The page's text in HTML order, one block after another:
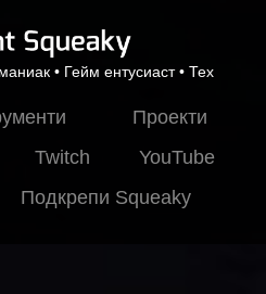
• Гейм ентусиаст • Тех
Проекти
Twitch
YouTube
Подкрепи Squeaky